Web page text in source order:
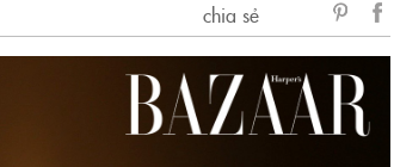
chia sẻ